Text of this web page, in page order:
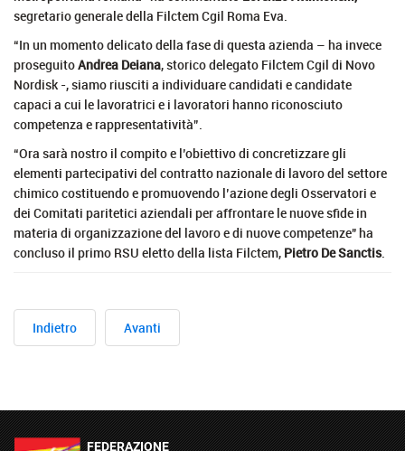
segretario generale della Filctem Cgil Roma Eva.
“In un momento delicato della fase di questa azienda – ha invece
proseguitoAndrea Deiana, storico delegato Filctem Cgil di Novo
Nordisk -, siamo riusciti a individuare candidati e candidate
capaci a cui le lavoratrici e i lavoratori hanno riconosciuto
competenza e rappresentatività”.
“Ora sarà nostro il compito e l’obiettivo di concretizzare gli
elementi partecipativi del contratto nazionale di lavoro del settore
chimico costituendo e promuovendo l’azione degli Osservatori e
dei Comitati paritetici aziendali per affrontare le nuove sfide in
materia di organizzazione del lavoro e di nuove competenze" ha
concluso il primo RSU eletto della lista Filctem, Pietro De Sanctis.
Indietro Avanti